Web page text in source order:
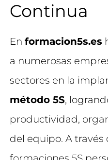
Continua
En formacion5s.es
a numerosas
sectores en la
método 5S,
productividad,
del equipo. A través